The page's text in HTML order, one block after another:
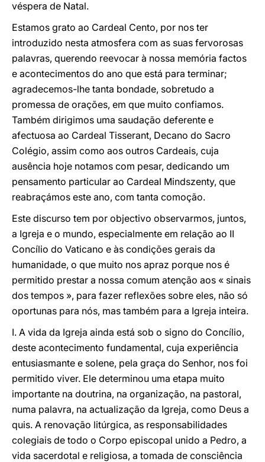
véspera de Natal.
Estamos grato ao Cardeal Cento, por nos ter
introduzido nesta atmosfera com as suas fervorosas
palavras, querendo reevocar à nossa memória factos
e acontecimentos do ano que está para terminar;
agradecemos-lhe tanta bondade, sobretudo a
promessa de orações, em que muito confiamos.
Também dirigimos uma saudação deferente e
afectuosa ao Cardeal Tisserant, Decano do Sacro
Colégio, assim como aos outros Cardeais, cuja
ausência hoje notamos com pesar, dedicando um
pensamento particular ao Cardeal Mindszenty, que
reabraçámos este ano, com tanta comoção.
Este discurso tem por objectivo observarmos, juntos,
a Igreja e o mundo, especialmente em relação ao II
Concílio do Vaticano e às condições gerais da
humanidade, o que muito nos apraz porque nos é
permitido prestar a nossa comum atenção aos « sinais
dos tempos », para fazer reflexões sobre eles, não só
oportunas para nós, mas também para a Igreja inteira.
I. A vida da Igreja ainda está sob o signo do Concílio,
deste acontecimento fundamental, cuja experiência
entusiasmante e solene, pela graça do Senhor, nos foi
permitido viver. Ele determinou uma etapa muito
importante na doutrina, na organização, na pastoral,
numa palavra, na actualização da Igreja, como Deus a
quis. A renovação litúrgica, as responsabilidades
colegiais de todo o Corpo episcopal unido a Pedro, a
vida sacerdotal e religiosa, a tomada de consciência